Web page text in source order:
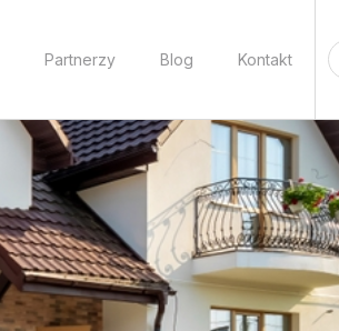
Partnerzy Blog Kontakt